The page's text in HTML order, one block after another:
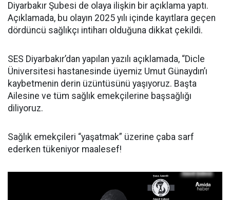
Diyarbakır Şubesi de olaya ilişkin bir açıklama yaptı.
Açıklamada, bu olayın 2025 yılı içinde kayıtlara geçen
dördüncü sağlıkçı intiharı olduğuna dikkat çekildi.
SES Diyarbakır’dan yapılan yazılı açıklamada, “Dicle
Üniversitesi hastanesinde üyemiz Umut Günaydın’ı
kaybetmenin derin üzüntüsünü yaşıyoruz. Başta
Ailesine ve tüm sağlık emekçilerine başsağlığı
diliyoruz.
Sağlık emekçileri “yaşatmak” üzerine çaba sarf
ederken tükeniyor maalesef!